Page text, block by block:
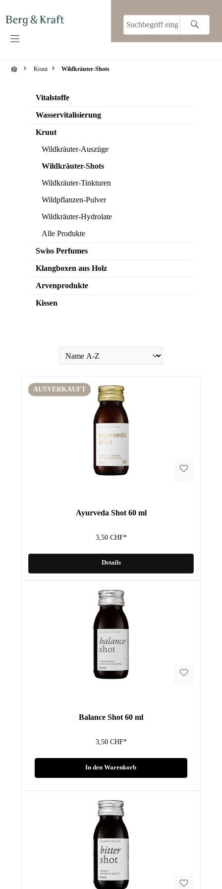
Kruut Wildkräuter-Shots
Vitalstoffe
Wasservitalisierung
Kruut
Wildkräuter-Auszüge
Wildkräuter-Shots
Wildkräuter-Tinkturen
Wildpflanzen-Pulver
Wildkräuter-Hydrolate
Alle Produkte
Swiss Perfumes
Klangboxen aus Holz
Arvenprodukte
Kissen
AUSVERKAUFT
Ayurveda Shot 60 ml
3,50 CHF*
Details
Balance Shot 60 ml
3,50 CHF*
In den Warenkorb